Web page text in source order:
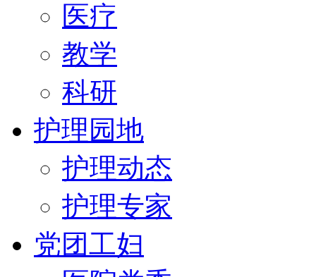
医疗
教学
科研
护理园地
护理动态
护理专家
党团工妇